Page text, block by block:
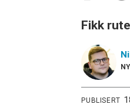
Fikk
PUBLISERT